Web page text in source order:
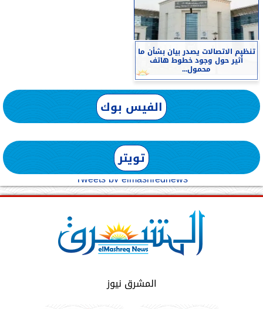
تنظيم الاتصالات يصدر بيان بشأن ما
أثير حول وجود خطوط هاتف
محمول...
الفيس بوك
تويتر
Tweets by elmashreqnews
المشرق نيوز